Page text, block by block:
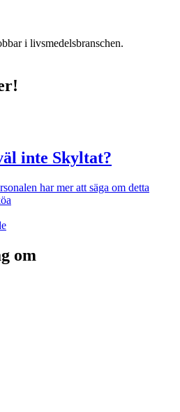
i livsmedelsbranschen.
inte Skyltat?
har mer att säga om detta
om